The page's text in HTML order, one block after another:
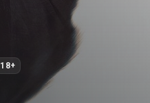
18+